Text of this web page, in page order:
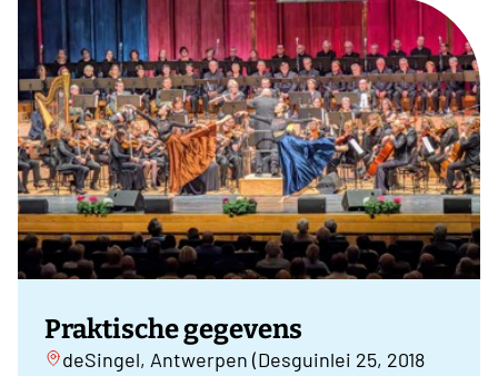
Praktische gegevens
deSingel, Antwerpen (Desguinlei 25, 2018